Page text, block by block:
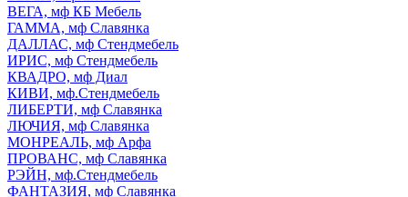
ВЕГА, мф КБ Мебель
ГАММА, мф Славянка
ДАЛЛАС, мф Стендмебель
ИРИС, мф Стендмебель
КВАДРО, мф Диал
КИВИ, мф.Стендмебель
ЛИБЕРТИ, мф Славянка
ЛЮЧИЯ, мф Славянка
МОНРЕАЛЬ, мф Арфа
ПРОВАНС, мф Славянка
РЭЙН, мф.Стендмебель
ФАНТАЗИЯ, мф Славянка